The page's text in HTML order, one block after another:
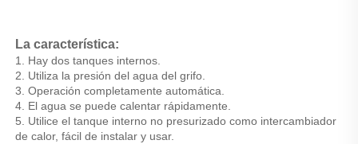
La característica:
1. Hay dos tanques internos.
2. Utiliza la presión del agua del grifo.
3. Operación completamente automática.
4. El agua se puede calentar rápidamente.
5. Utilice el tanque interno no presurizado como intercambiador
de calor, fácil de instalar y usar.